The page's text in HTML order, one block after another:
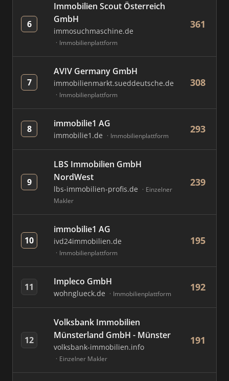
6
Immobilien Scout Österreich
GmbH
immosuchmaschine.de
Immobilienplattform
361
7
AVIV Germany GmbH
immobilienmarkt.sueddeutsche.de
Immobilienplattform
308
8 immobilie1 AG
immobilie1.de Immobilienplattform
293
9
LBS Immobilien GmbH
NordWest
lbs-immobilien-profis.de
Einzelner
Makler
239
10
immobilie1 AG
ivd24immobilien.de
Immobilienplattform
195
11 Impleco GmbH
wohnglueck.de Immobilienplattform
192
12
Volksbank Immobilien
Münsterland GmbH - Münster
volksbank-immobilien.info
Einzelner Makler
191